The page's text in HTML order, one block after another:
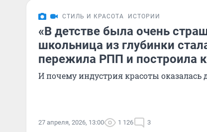
СТИЛЬ И КРАСОТА ИСТОРИИ
«В детстве была очень
школьница из глубинки
пережила РПП и построила
И почему индустрия красоты оказалась
27 апреля, 2026, 13:00 1 126 3